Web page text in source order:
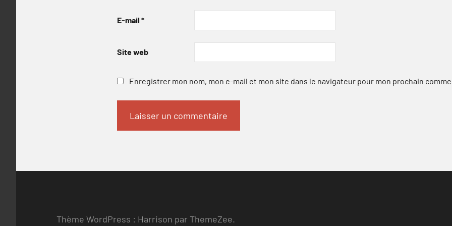
E-mail *
Site web
Enregistrer mon nom, mon e-mail et mon site dans le navigateur pour mon prochain
Thème WordPress : Harrison par ThemeZee.